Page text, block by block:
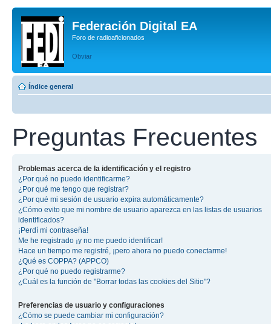
Federación Digital EA
Foro de radioaficionados
Obviar
Índice general
Preguntas Frecuentes
Problemas acerca de la identificación y el registro
¿Por qué no puedo identificarme?
¿Por qué me tengo que registrar?
¿Por qué mi sesión de usuario expira automáticamente?
¿Cómo evito que mi nombre de usuario aparezca en las listas de usuarios
identificados?
¡Perdí mi contraseña!
Me he registrado ¡y no me puedo identificar!
Hace un tiempo me registré, ¡pero ahora no puedo conectarme!
¿Qué es COPPA? (APPCO)
¿Por qué no puedo registrarme?
¿Cuál es la función de "Borrar todas las cookies del Sitio"?
Preferencias de usuario y configuraciones
¿Cómo se puede cambiar mi configuración?